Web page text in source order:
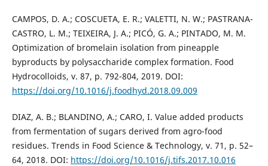
CAMPOS, D. A.; COSCUETA, E. R.; VALETTI, N. W.; PASTRANA-
CASTRO, L. M.; TEIXEIRA, J. A.; PICÓ, G. A.; PINTADO, M. M.
Optimization of bromelain isolation from pineapple
byproducts by polysaccharide complex formation. Food
Hydrocolloids, v. 87, p. 792-804, 2019. DOI:
https://doi.org/10.1016/j.foodhyd.2018.09.009
DIAZ, A. B.; BLANDINO, A.; CARO, I. Value added products
from fermentation of sugars derived from agro-food
residues. Trends in Food Science & Technology, v. 71, p. 52–
64, 2018. DOI: https://doi.org/10.1016/j.tifs.2017.10.016